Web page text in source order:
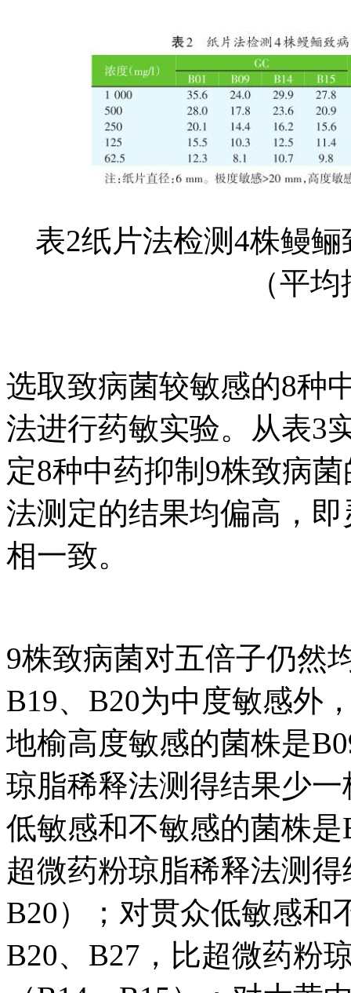
表2纸片法检测4株鳗
（平
选取致病菌较敏感的8种
法进行药敏实验。从表3
定8种中药抑制9株致病
法测定的结果均偏高，
相一致。
9株致病菌对五倍子仍然
B19、B20为中度敏感外
地榆高度敏感的菌株是
琼脂稀释法测得结果少
低敏感和不敏感的菌株是
超微药粉琼脂稀释法测
B20）；对贯众低敏感和
B20、B27，比超微药粉